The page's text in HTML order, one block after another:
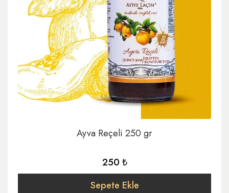
Ayva Reçeli 250 gr
250 ₺
Sepete Ekle